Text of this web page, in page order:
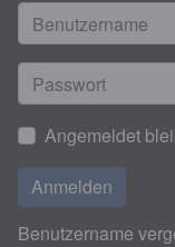
Angemeldet
Anmelden
Benutzername